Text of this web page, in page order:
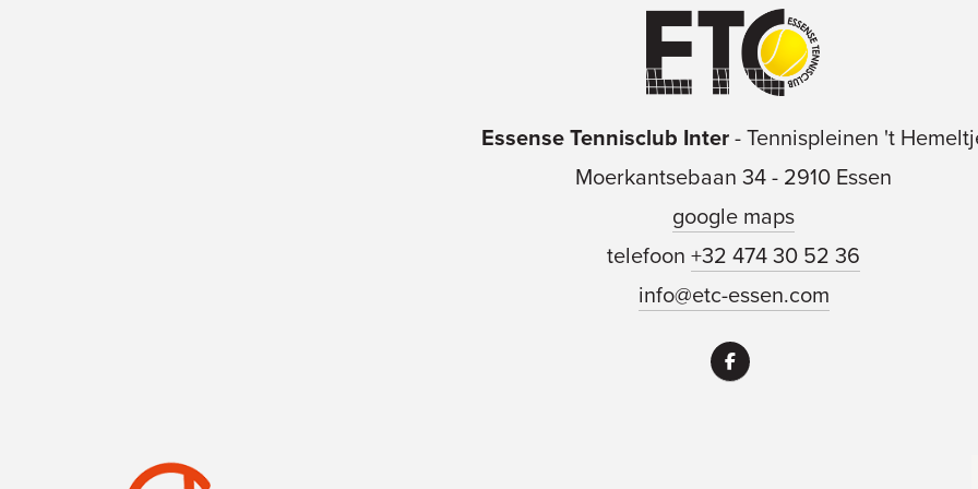
Essense Tennisclub Inter-Tennispleinen 't
Moerkantsebaan 34- 2910 Essen
google maps
telefoon +32 474 30 52 36
info@etc-essen.com